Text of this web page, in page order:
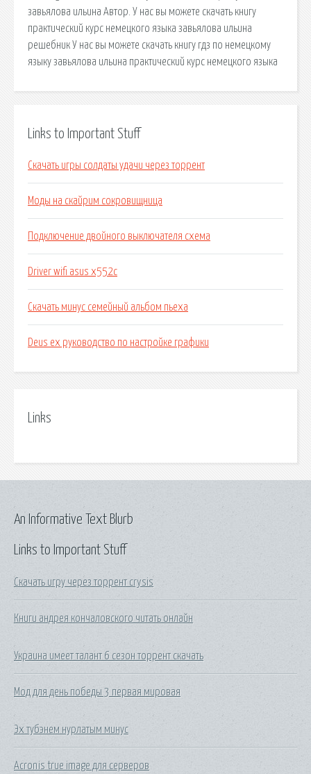
завьялова ильина Автор. У нас вы можете скачать книгу
практический курс немецкого языка завьялова ильина
решебник У нас вы можете скачать книгу гдз по немецкому
языку завьялова ильина практический курс немецкого языка
Links to Important Stuff
Скачать игры солдаты удачи через торрент
Моды на скайрим сокровищница
Подключение двойного выключателя схема
Driver wifi asus x552c
Скачать минус семейный альбом пьеха
Deus ex руководство по настройке графики
Links
Links to Important Stuff
Скачать игру через торрент crysis
Книги андрея кончаловского читать онлайн
Украина имеет талант 6 сезон торрент скачать
Мод для день победы 3 первая мировая
Эх тубэнем нурлатым минус
Acronis true image для серверов
An Informative Text Blurb